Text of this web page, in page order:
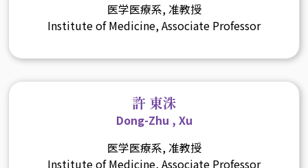
医学医療系, 准教授
Institute of Medicine, Associate Professor
許 東洙
Dong-Zhu , Xu
医学医療系, 准教授
Institute of Medicine, Associate Professor